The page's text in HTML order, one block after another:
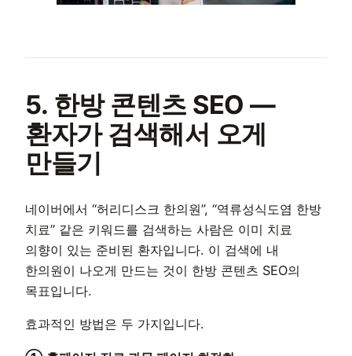
5. 한방 콘텐츠 SEO —
환자가 검색해서 오게
만들기
네이버에서 “허리디스크 한의원”, “역류성식도염 한방
치료” 같은 키워드를 검색하는 사람은 이미 치료
의향이 있는 준비된 환자입니다. 이 검색에 내
한의원이 나오게 만드는 것이 한방 콘텐츠 SEO의
목표입니다.
효과적인 방법은 두 가지입니다.